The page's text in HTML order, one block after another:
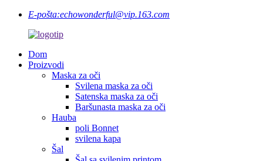
E-pošta:echowonderful@vip.163.com
Dom
Proizvodi
Maska za oči
Svilena maska ​​za oči
Satenska maska ​​za oči
Baršunasta maska ​​za oči
Hauba
poli Bonnet
svilena kapa
Šal